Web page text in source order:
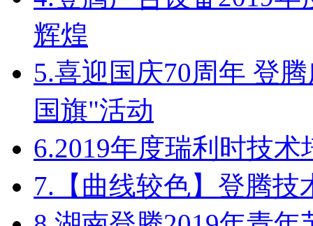
辉煌
5.喜迎国庆70周年 登
国旗"活动
6.2019年度瑞利时技
7. 【曲线较色】登腾